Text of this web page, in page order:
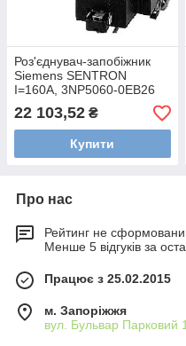
Роз'єднувач-запобіжник
Siemens SENTRON
I=160A, 3NP5060-0EB26
22 103,52 ₴
Купити
Про нас
Рейтинг не
Менше 5 відгуків за
Працює з 25.02.2015
м. Запоріжжя
вул. Бульвар Парковий